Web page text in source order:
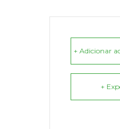
+ Adicionar
+